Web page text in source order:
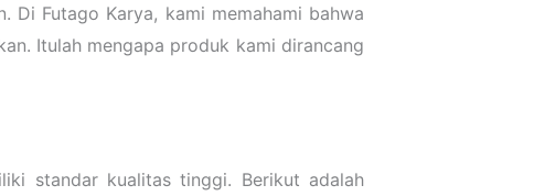
Futago Karya, kami memahami bahwa
Itulah mengapa produk kami dirancang
standar kualitas tinggi. Berikut adalah